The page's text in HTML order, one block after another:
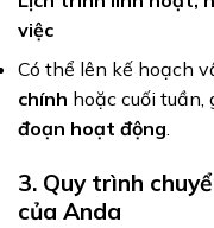
việc
Có thể lên kế hoạch
chính hoặc cuối tuần,
đoạn hoạt động.
3. Quy trình
của Anda